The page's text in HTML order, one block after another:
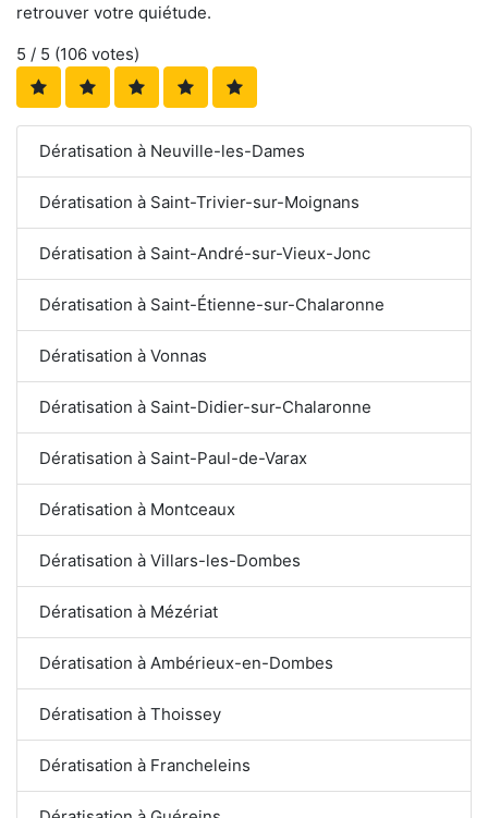
retrouver votre quiétude.
5 / 5 (106 votes)
Dératisation à Neuville-les-Dames
Dératisation à Saint-Trivier-sur-Moignans
Dératisation à Saint-André-sur-Vieux-Jonc
Dératisation à Saint-Étienne-sur-Chalaronne
Dératisation à Vonnas
Dératisation à Saint-Didier-sur-Chalaronne
Dératisation à Saint-Paul-de-Varax
Dératisation à Montceaux
Dératisation à Villars-les-Dombes
Dératisation à Mézériat
Dératisation à Ambérieux-en-Dombes
Dératisation à Thoissey
Dératisation à Francheleins